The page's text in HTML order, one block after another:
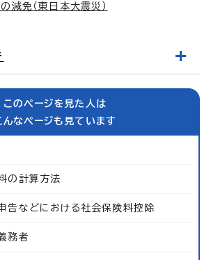
減免（東日本大震災）
このページを見た人は
んなページも見ています
の計算方法
告などにおける社会保険料控除
務者